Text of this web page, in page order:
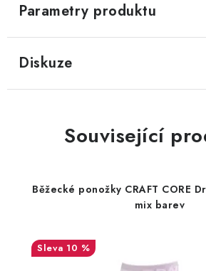
Parametry produktu
Diskuze
Související
Běžecké ponožky CRAFT CORE
mix barev
10 %